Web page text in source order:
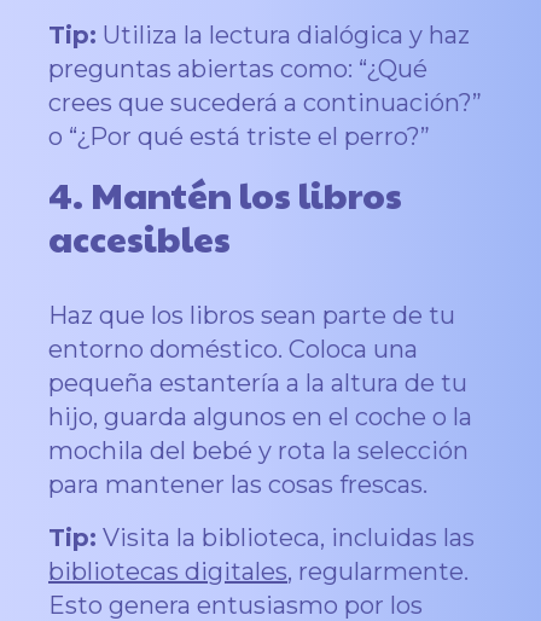
Tip: Utiliza la lectura dialógica y haz
preguntas abiertas como: “¿Qué
crees que sucederá a continuación?”
o “¿Por qué está triste el perro?”
4. Mantén los libros
accesibles
Haz que los libros sean parte de tu
entorno doméstico. Coloca una
pequeña estantería a la altura de tu
hijo, guarda algunos en el coche o la
mochila del bebé y rota la selección
para mantener las cosas frescas.
Tip: Visita la biblioteca, incluidas las
bibliotecas digitales, regularmente.
Esto genera entusiasmo por los